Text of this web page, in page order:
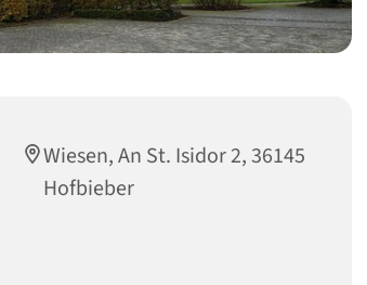
Wiesen, An St. Isidor 2, 36145
Hofbieber